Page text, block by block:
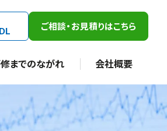
ご相談・お見積りはこちら
までのながれ 会社概要